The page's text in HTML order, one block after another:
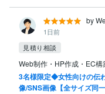
by
1日前
見積り相談
Web制作・HP作成・EC構
3名様限定◆女性向けの伝
像/SNS画像【全サイズ同一